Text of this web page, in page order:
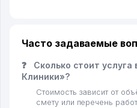
Часто задаваемые
❓
Сколько стоит услуга
Клиники»?
Стоимость зависит от
смету или перечень